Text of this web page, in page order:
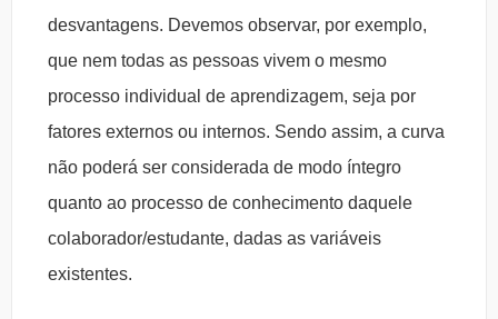
desvantagens. Devemos observar, por exemplo,
que nem todas as pessoas vivem o mesmo
processo individual de aprendizagem, seja por
fatores externos ou internos. Sendo assim, a curva
não poderá ser considerada de modo íntegro
quanto ao processo de conhecimento daquele
colaborador/estudante, dadas as variáveis
existentes.